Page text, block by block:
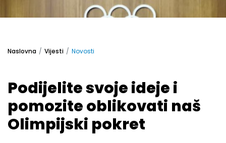
Naslovna Vijesti Novosti
Podijelite svoje ideje i
pomozite oblikovati naš
Olimpijski pokret